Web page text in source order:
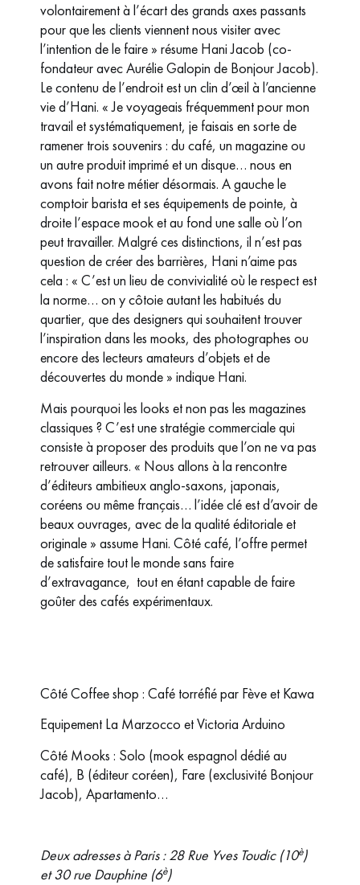
volontairement à l’écart des grands axes passants
pour que les clients viennent nous visiter avec
l’intention de le faire » résume Hani Jacob (co-
fondateur avec Aurélie Galopin de Bonjour Jacob).
Le contenu de l’endroit est un clin d’œil à l’ancienne
vie d’Hani. « Je voyageais fréquemment pour mon
travail et systématiquement, je faisais en sorte de
ramener trois souvenirs : du café, un magazine ou
un autre produit imprimé et un disque… nous en
avons fait notre métier désormais. A gauche le
comptoir barista et ses équipements de pointe, à
droite l’espace mook et au fond une salle où l’on
peut travailler. Malgré ces distinctions, il n’est pas
question de créer des barrières, Hani n’aime pas
cela : « C’est un lieu de convivialité où le respect est
la norme… on y côtoie autant les habitués du
quartier, que des designers qui souhaitent trouver
l’inspiration dans les mooks, des photographes ou
encore des lecteurs amateurs d’objets et de
découvertes du monde » indique Hani.
Mais pourquoi les looks et non pas les magazines
classiques ? C’est une stratégie commerciale qui
consiste à proposer des produits que l’on ne va pas
retrouver ailleurs. « Nous allons à la rencontre
d’éditeurs ambitieux anglo-saxons, japonais,
coréens ou même français… l’idée clé est d’avoir de
beaux ouvrages, avec de la qualité éditoriale et
originale » assume Hani. Côté café, l’offre permet
de satisfaire tout le monde sans faire
d’extravagance, tout en étant capable de faire
goûter des cafés expérimentaux.
Côté Coffee shop : Café torréfié par Fève et Kawa
Equipement La Marzocco et Victoria Arduino
Côté Mooks : Solo (mook espagnol dédié au
café), B (éditeur coréen), Fare (exclusivité Bonjour
Jacob), Apartamento…
Deux adresses à Paris : 28 Rue Yves Toudic (10è)
et 30 rue Dauphine (6è)